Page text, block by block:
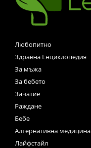
Любопитно
Здравна Енциклопедия
За мъжа
За бебето
Зачатие
Раждане
Бебе
Алтернативна медицина
Лайфстайл